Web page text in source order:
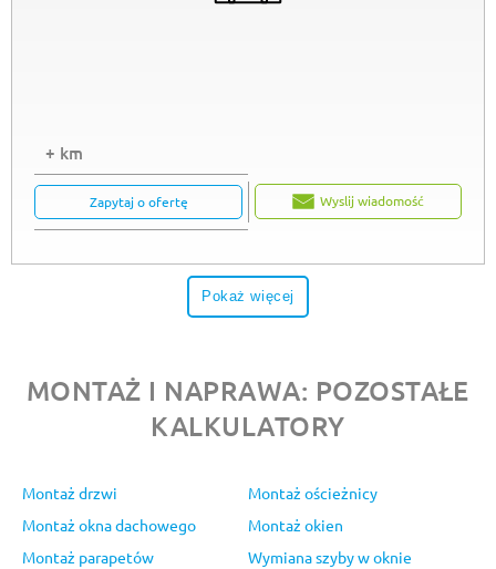
+ km
Zapytaj o ofertę Wyslij wiadomość
Pokaż więcej
MONTAŻ I NAPRAWA: POZOSTAŁE
KALKULATORY
Montaż drzwi
Montaż ościeżnicy
Montaż okna dachowego
Montaż okien
Montaż parapetów
Wymiana szyby w oknie